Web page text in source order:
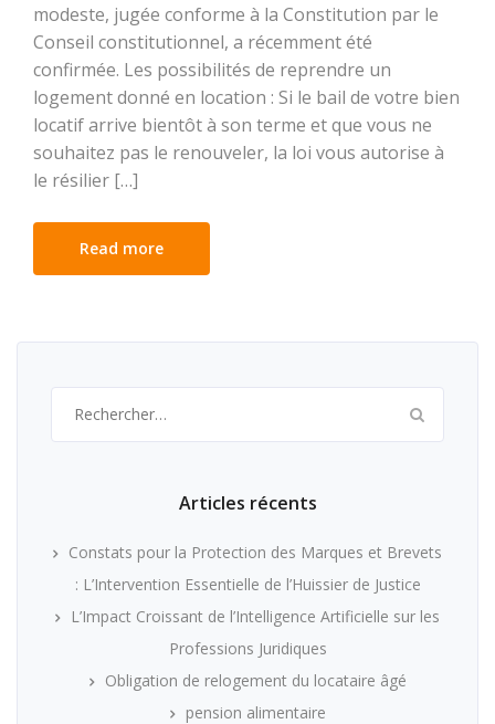
modeste, jugée conforme à la Constitution par le
Conseil constitutionnel, a récemment été
confirmée. Les possibilités de reprendre un
logement donné en location : Si le bail de votre bien
locatif arrive bientôt à son terme et que vous ne
souhaitez pas le renouveler, la loi vous autorise à
le résilier […]
Read more
Articles récents
Constats pour la Protection des Marques et Brevets
: L’Intervention Essentielle de l’Huissier de Justice
L’Impact Croissant de l’Intelligence Artificielle sur les
Professions Juridiques
Obligation de relogement du locataire âgé
pension alimentaire